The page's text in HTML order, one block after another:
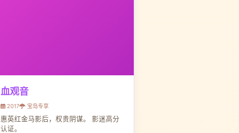
血观音
2017 宝岛专享
惠英红金马影后，权贵阴谋。 影迷高分
认证。